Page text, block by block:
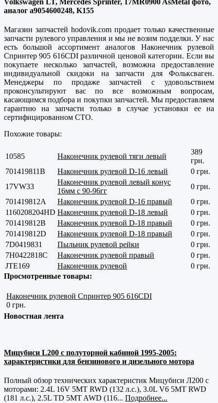
аналог a9054600248, K155
Магазин запчастей hodovik.com продает только качественные
запчасти рулевого управления и мы не возим подделки. У нас
есть большой ассортимент аналогов Наконечник рулевой
Спринтер 905 616CDI различной ценовой категории. Если вы
покупаете несколько запчастей, возможна предоставление
индивидуальной скидоки на запчасти для Фольксваген.
Менеджеры по продаже запчастей с удовольствием
проконсультируют вас по все возможным вопросам,
касающимся подбора и покупки запчастей. Мы предоставляем
гарантию на запчасти только в случае установки ее на
сертифицированном СТО.
Похожие товары:
10585 Наконечник рулевой тяги левый
389
грн.
701419811B
Наконечник рулевой D-16 левый
0 грн.
17VW33
Наконечник рулевой левый конус
16мм с 90-96гг
0 грн.
701419812А
Наконечник рулевой D-16 правый
0 грн.
1160208204HD Наконечник рулевой D-18 левый
0 грн.
701419812B
Наконечник рулевой D-18 правый
0 грн.
701419812D
Наконечник рулевой D-18 правый
0 грн.
7D0419831
Пыльник рулевой рейки
0 грн.
7H0422818С
Наконечник рулевой правый
0 грн.
JTE169
Наконечник рулевой
0 грн.
Просмотренные товары:
Наконечник рулевой Спринтер 905 616CDI
0 грн.
Новостная лента
Мицубиси L200 с полуторной кабиной 1995-2005:
характеристики для бензинового и дизельного мотора
Полный обзор технических характеристик Мицубиси Л200 с
моторами: 2.4L 16V 5MT RWD (132 л.с.), 3.0L V6 5MT RWD
(181 л.с.), 2.5L TD 5MT AWD (116... Подробнее...